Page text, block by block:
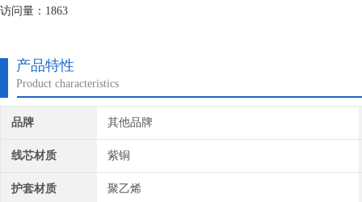
访问量：1863
产品特性
Product characteristics
品牌 其他品牌
线芯材质 紫铜
护套材质 聚乙烯